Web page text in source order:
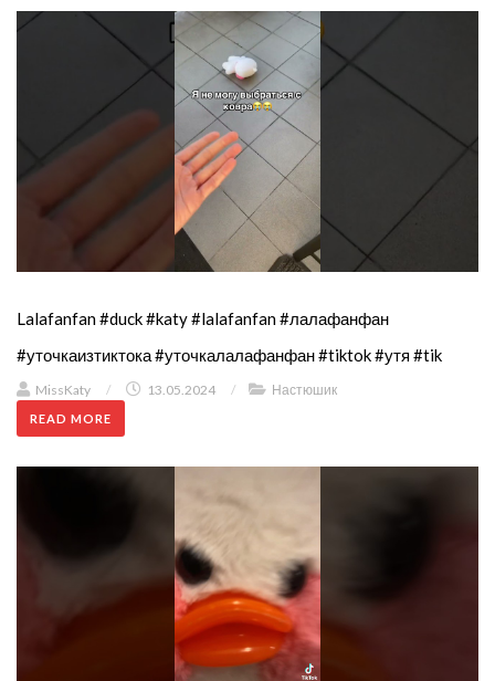
Lalafanfan #duck #katy #lalafanfan #лалафанфан
#уточкаизтиктока #уточкалалафанфан #tiktok #утя #tik
MissKaty / 13.05.2024 / Настюшик
READ MORE